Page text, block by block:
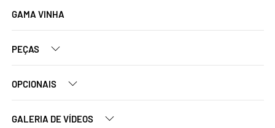
GAMA VINHA
PEÇAS
OPCIONAIS
GALERIA DE VÍDEOS